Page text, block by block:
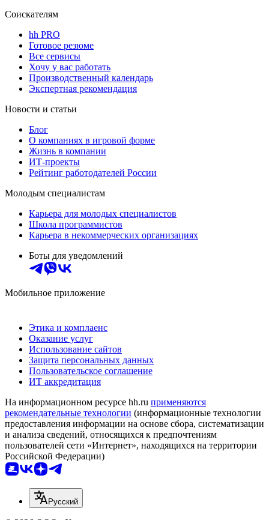
Соискателям
hh PRO
Готовое резюме
Все сервисы
Хочу у вас работать
Производственный календарь
Экспертная рекомендация
Новости и статьи
Блог
О компаниях в игровой форме
Жизнь в компании
ИТ-проекты
Рейтинг работодателей России
Молодым специалистам
Карьера для молодых специалистов
Школа программистов
Карьера в некоммерческих организациях
Боты для уведомлений
Мобильное приложение
Этика и комплаенс
Оказание услуг
Использование сайтов
Защита персональных данных
Пользовательское соглашение
ИТ аккредитация
На информационном ресурсе hh.ru применяются
рекомендательные технологии (информационные технологии
предоставления информации на основе сбора, систематизации
и анализа сведений, относящихся к предпочтениям
пользователей сети «Интернет», находящихся на территории
Российской Федерации)
Русский